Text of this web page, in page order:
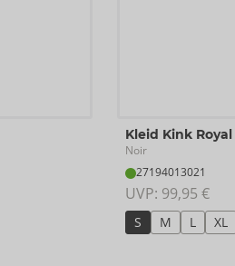
Kleid Kink Royal
Noir
27194013021
UVP: 99,95 €
S M L XL